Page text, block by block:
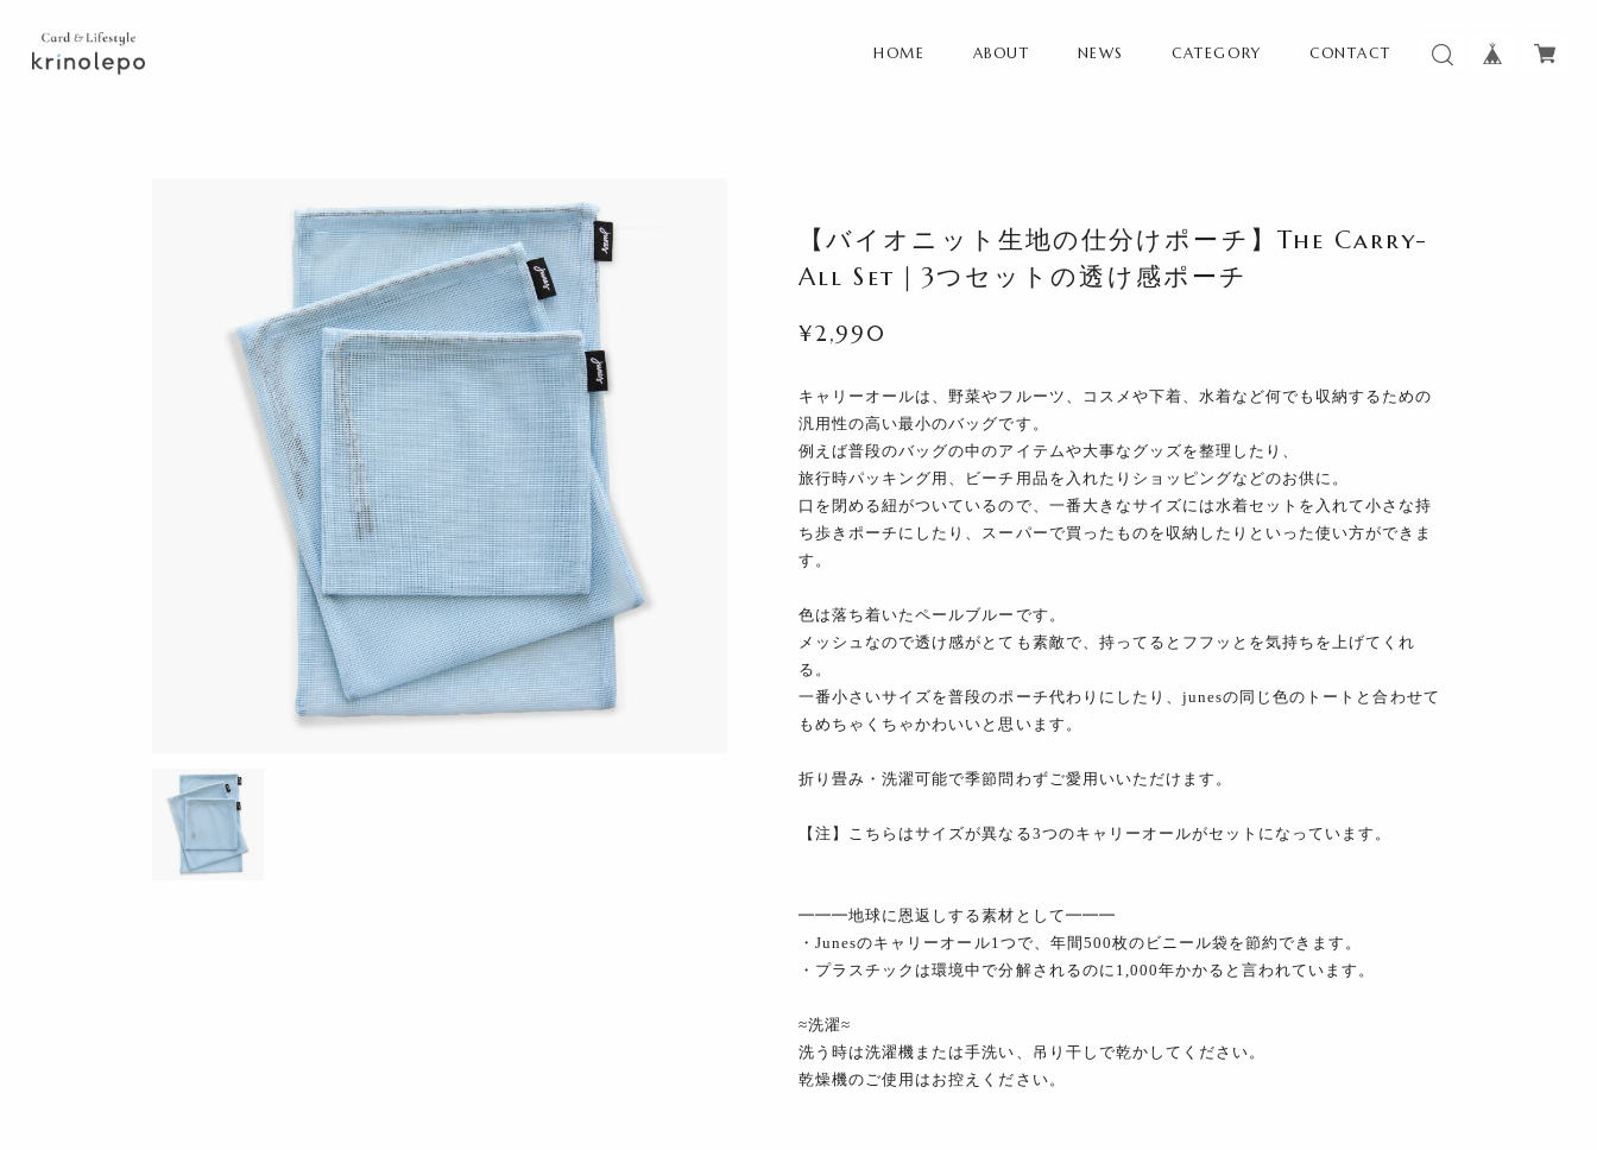
HOME ABOUT NEWS CATEGORY CONTACT
【バイオニット生地の仕分けポーチ】The Carry-
All Set｜3つセットの透け感ポーチ
¥2,990
キャリーオールは、野菜やフルーツ、コスメや下着、水着など何でも収納するための
汎用性の高い最小のバッグです。
例えば普段のバッグの中のアイテムや大事なグッズを整理したり、
旅行時パッキング用、ビーチ用品を入れたりショッピングなどのお供に。
口を閉める紐がついているので、一番大きなサイズには水着セットを入れて小さな持
ち歩きポーチにしたり、スーパーで買ったものを収納したりといった使い方ができま
す。
色は落ち着いたペールブルーです。
メッシュなので透け感がとても素敵で、持ってるとフフッとを気持ちを上げてくれ
る。
一番小さいサイズを普段のポーチ代わりにしたり、junesの同じ色のトートと合わせて
もめちゃくちゃかわいいと思います。
折り畳み・洗濯可能で季節問わずご愛用いいただけます。
【注】こちらはサイズが異なる3つのキャリーオールがセットになっています。
━━━地球に恩返しする素材として━━━
・Junesのキャリーオール1つで、年間500枚のビニール袋を節約できます。
・プラスチックは環境中で分解されるのに1,000年かかると言われています。
≈洗濯≈
洗う時は洗濯機または手洗い、吊り干しで乾かしてください。
乾燥機のご使用はお控えください。